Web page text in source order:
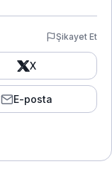
Şikayet Et
X
E-posta